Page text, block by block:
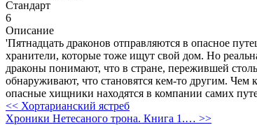
Стандарт
6
Описание
'Пятнадцать драконов отправляются в опасное
хранители, которые тоже ищут свой дом. Но
драконы понимают, что в стране, пережившей
обнаруживают, что становятся кем-то другим. Чем
опасные хищники находятся в компании самих
<< Хортарианский ястреб
Хроники Нетесаного трона. Книга 1.… >>